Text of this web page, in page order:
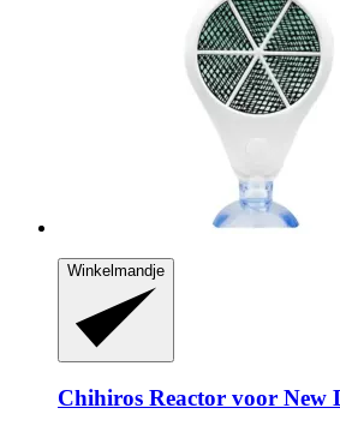
Winkelmandje
Chihiros Reactor voor New